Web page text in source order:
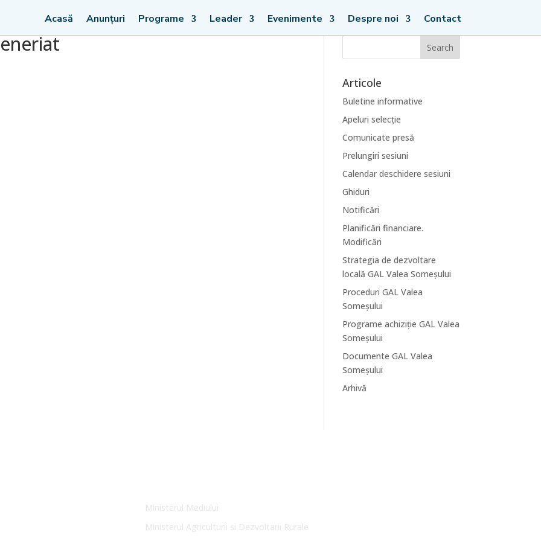
Acasă Anunțuri Programe Leader Evenimente Despre noi Contact
Articole
Buletine informative
Apeluri selecție
Comunicate presă
Prelungiri sesiuni
Calendar deschidere sesiuni
Ghiduri
Notificări
Planificări financiare.
Modificări
Strategia de dezvoltare
locală GAL Valea Someșului
Proceduri GAL Valea
Someșului
Programe achiziție GAL Valea
Someșului
Documente GAL Valea
Someșului
Arhivă